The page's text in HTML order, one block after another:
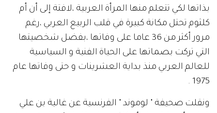
بذاتها لكي تتعلم منها المرأة العربية ،لافتة إلى أن أم
كلثوم تحتل مكانة كبيرة في قلب الربيع العربي ،رغم
مرور أكثر من 36 عاما على وفاتها ،بفضل شخصيتها
التي تركت بصماتها على الحياة الفنية و السياسية
للعالم العربي منذ بداية العشرينات و حتى وفاتها عام
1975 .
ونقلت صحيفة " لوموند " الفرنسية عن غالية بن علي